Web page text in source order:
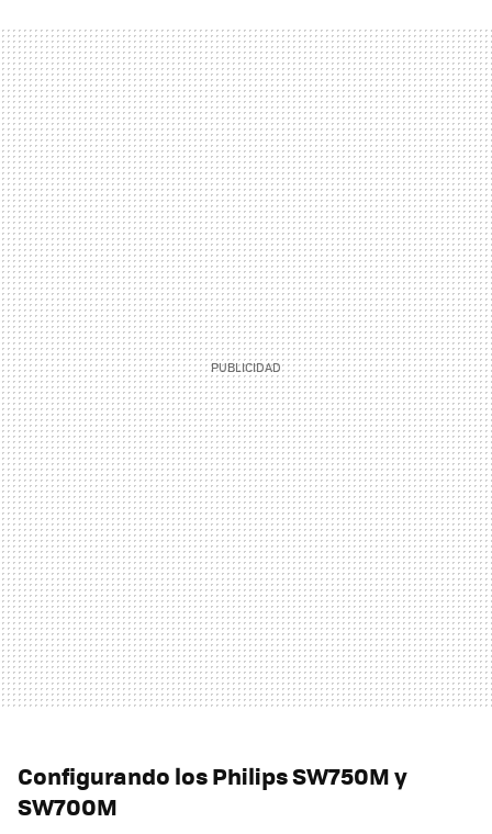
Configurando los Philips SW750M y
SW700M